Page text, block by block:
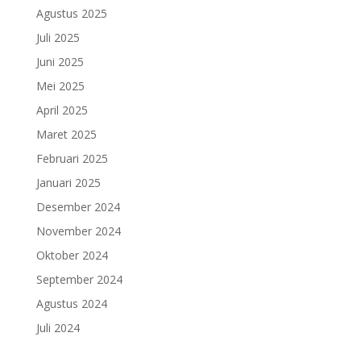
Agustus 2025
Juli 2025
Juni 2025
Mei 2025
April 2025
Maret 2025
Februari 2025
Januari 2025
Desember 2024
November 2024
Oktober 2024
September 2024
Agustus 2024
Juli 2024